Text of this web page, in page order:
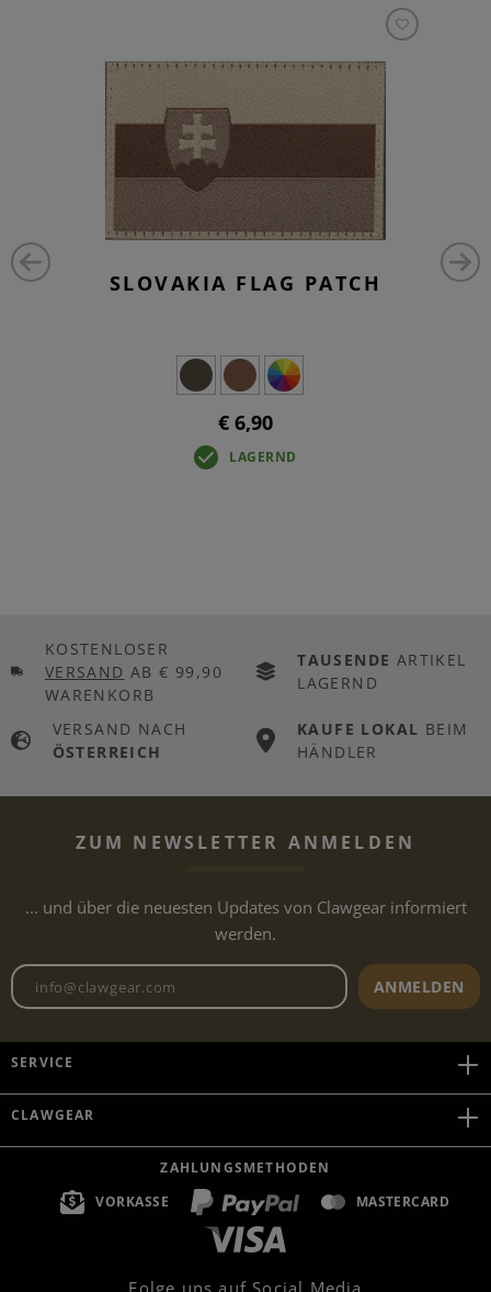
SLOVAKIA FLAG PATCH
€ 6,90
LAGERND
KOSTENLOSER
VERSAND AB € 99,90
WARENKORB
TAUSENDE ARTIKEL
LAGERND
VERSAND NACH
ÖSTERREICH
KAUFE LOKAL BEIM
HÄNDLER
ZUM NEWSLETTER ANMELDEN
... und über die neuesten Updates von Clawgear informiert
werden.
Newsletter E-Mail-Adresse
ANMELDEN
SERVICE
CLAWGEAR
ZAHLUNGSMETHODEN
VORKASSE
MASTERCARD